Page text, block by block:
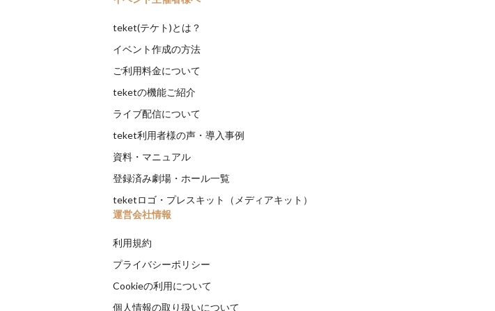
teket(テケト)とは？
イベント作成の方法
ご利用料金について
teketの機能ご紹介
ライブ配信について
teket利用者様の声・導入事例
資料・マニュアル
登録済み劇場・ホール一覧
teketロゴ・プレスキット（メディアキット）
運営会社情報
利用規約
プライバシーポリシー
Cookieの利用について
個人情報の取り扱いについて